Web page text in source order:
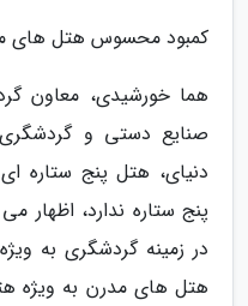
کمبود محسوس هتل های
هما خورشیدی، معاون
صنایع دستی و گردشگری
دنیای، هتل پنج ستاره
پنج ستاره ندارد، اظهار
در زمینه گردشگری به
هتل های مدرن به ویژه